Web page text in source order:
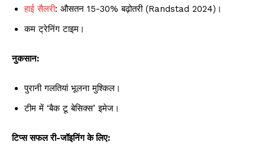
हाई सैलरी: औसतन 15-30% बढ़ोतरी (Randstad 2024)।
कम ट्रेनिंग टाइम।
नुकसान:
पुरानी गलतियां भूलना मुश्किल।
टीम में ‘बैक टू बेसिक्स’ इमेज।
टिप्स सफल री-जॉइनिंग के लिए: